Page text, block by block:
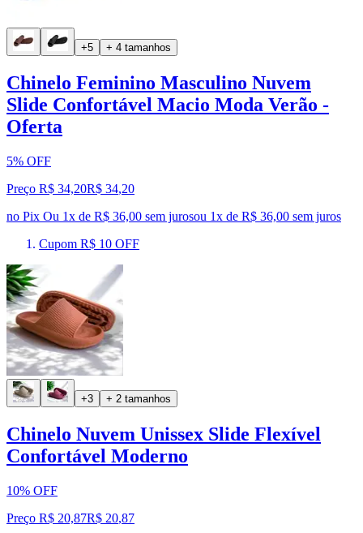
+5 + 4 tamanhos
Chinelo Feminino Masculino Nuvem
Slide Confortável Macio Moda Verão -
Oferta
5% OFF
Preço R$ 34,20R$ 34,20
no Pix Ou 1x de R$ 36,00 sem jurosou 1x de R$ 36,00 sem juros
Cupom R$ 10 OFF
+3 + 2 tamanhos
Chinelo Nuvem Unissex Slide Flexível
Confortável Moderno
10% OFF
Preço R$ 20,87R$ 20,87